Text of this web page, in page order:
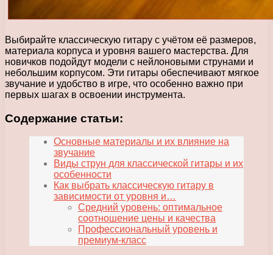
Выбирайте классическую гитару с учётом её размеров,
материала корпуса и уровня вашего мастерства. Для
новичков подойдут модели с нейлоновыми струнами и
небольшим корпусом. Эти гитары обеспечивают мягкое
звучание и удобство в игре, что особенно важно при
первых шагах в освоении инструмента.
Содержание статьи:
Основные материалы и их влияние на
звучание
Виды струн для классической гитары и их
особенности
Как выбрать классическую гитару в
зависимости от уровня и…
Средний уровень: оптимальное
соотношение цены и качества
Профессиональный уровень и
премиум-класс